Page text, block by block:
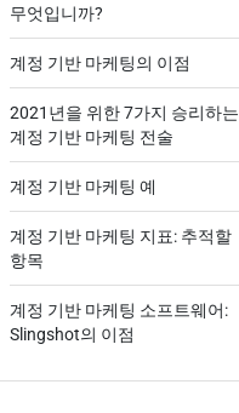
무엇입니까?
계정 기반 마케팅의 이점
2021년을 위한 7가지 승리하는
계정 기반 마케팅 전술
계정 기반 마케팅 예
계정 기반 마케팅 지표: 추적할
항목
계정 기반 마케팅 소프트웨어:
Slingshot의 이점